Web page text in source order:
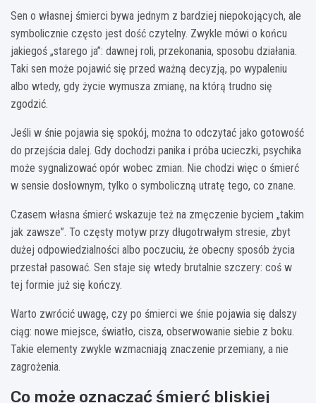
Sen o własnej śmierci bywa jednym z bardziej niepokojących, ale
symbolicznie często jest dość czytelny. Zwykle mówi o końcu
jakiegoś „starego ja”: dawnej roli, przekonania, sposobu działania.
Taki sen może pojawić się przed ważną decyzją, po wypaleniu
albo wtedy, gdy życie wymusza zmianę, na którą trudno się
zgodzić.
Jeśli w śnie pojawia się spokój, można to odczytać jako gotowość
do przejścia dalej. Gdy dochodzi panika i próba ucieczki, psychika
może sygnalizować opór wobec zmian. Nie chodzi więc o śmierć
w sensie dosłownym, tylko o symboliczną utratę tego, co znane.
Czasem własna śmierć wskazuje też na zmęczenie byciem „takim
jak zawsze”. To częsty motyw przy długotrwałym stresie, zbyt
dużej odpowiedzialności albo poczuciu, że obecny sposób życia
przestał pasować. Sen staje się wtedy brutalnie szczery: coś w
tej formie już się kończy.
Warto zwrócić uwagę, czy po śmierci we śnie pojawia się dalszy
ciąg: nowe miejsce, światło, cisza, obserwowanie siebie z boku.
Takie elementy zwykle wzmacniają znaczenie przemiany, a nie
zagrożenia.
Co może oznaczać śmierć bliskiej